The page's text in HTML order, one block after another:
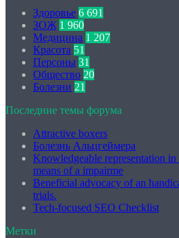
Здоровье 6 691
ЗОЖ 1 960
Медицина 1 207
Красота 51
Персоны 31
Общество 20
Болезни 21
Последние темы форума
Attractive boxers
Болезнь Альцгеймера
Knowledgeable representation
means of a impairme
Beneficial advocacy of an
trials.
Tech-focused SEO Checklist
Метки